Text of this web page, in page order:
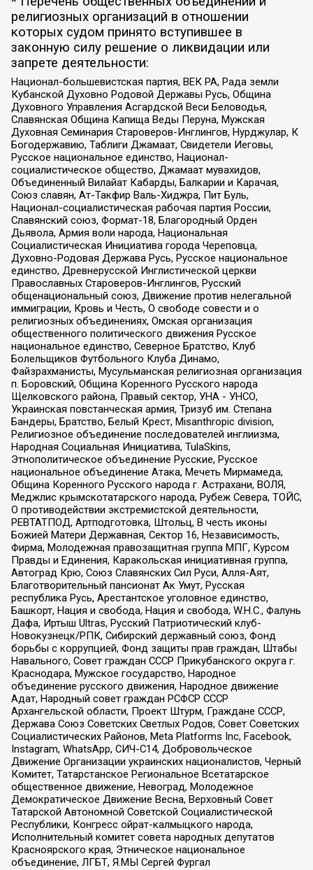
религиозных организаций в отношении
которых судом принято вступившее в
законную силу решение о ликвидации или
запрете деятельности:
Национал-большевистская партия, ВЕК РА, Рада земли
Кубанской Духовно Родовой Державы Русь, Община
Духовного Управления Асгардской Веси Беловодья,
Славянская Община Капища Веды Перуна, Мужская
Духовная Семинария Староверов-Инглингов, Нурджулар, К
Богодержавию, Таблиги Джамаат, Свидетели Иеговы,
Русское национальное единство, Национал-
социалистическое общество, Джамаат мувахидов,
Объединенный Вилайат Кабарды, Балкарии и Карачая,
Союз славян, Ат-Такфир Валь-Хиджра, Пит Буль,
Национал-социалистическая рабочая партия России,
Славянский союз, Формат-18, Благородный Орден
Дьявола, Армия воли народа, Национальная
Социалистическая Инициатива города Череповца,
Духовно-Родовая Держава Русь, Русское национальное
единство, Древнерусской Инглистической церкви
Православных Староверов-Инглингов, Русский
общенациональный союз, Движение против нелегальной
иммиграции, Кровь и Честь, О свободе совести и о
религиозных объединениях, Омская организация
общественного политического движения Русское
национальное единство, Северное Братство, Клуб
Болельщиков Футбольного Клуба Динамо,
Файзрахманисты, Мусульманская религиозная организация
п. Боровский, Община Коренного Русского народа
Щелковского района, Правый сектор, УНА - УНСО,
Украинская повстанческая армия, Тризуб им. Степана
Бандеры, Братство, Белый Крест, Misanthropic division,
Религиозное объединение последователей инглиизма,
Народная Социальная Инициатива, TulaSkins,
Этнополитическое объединение Русские, Русское
национальное объединение Атака, Мечеть Мирмамеда,
Община Коренного Русского народа г. Астрахани, ВОЛЯ,
Меджлис крымскотатарского народа, Рубеж Севера, ТОЙС,
О противодействии экстремистской деятельности,
РЕВТАТПОД, Артподготовка, Штольц, В честь иконы
Божией Матери Державная, Сектор 16, Независимость,
Фирма, Молодежная правозащитная группа МПГ, Курсом
Правды и Единения, Каракольская инициативная группа,
Автоград Крю, Союз Славянских Сил Руси, Алля-Аят,
Благотворительный пансионат Ак Умут, Русская
республика Русь, Арестантское уголовное единство,
Башкорт, Нация и свобода, Нация и свобода, W.H.С., Фалунь
Дафа, Иртыш Ultras, Русский Патриотический клуб-
Новокузнецк/РПК, Сибирский державный союз, Фонд
борьбы с коррупцией, Фонд защиты прав граждан, Штабы
Навального, Совет граждан СССР Прикубанского округа г.
Краснодара, Мужское государство, Народное
объединение русского движения, Народное движение
Адат, Народный совет граждан РСФСР СССР
Архангельской области, Проект Штурм, Граждане СССР,
Держава Союз Советских Светлых Родов, Совет Советских
Социалистических Районов, Meta Platforms Inc, Facebook,
Instagram, WhatsApp, СИЧ-С14, Добровольческое
Движение Организации украинских националистов, Черный
Комитет, Татарстанское Региональное Всетатарское
общественное движение, Невоград, Молодежное
Демократическое Движение Весна, Верховный Совет
Татарской Автономной Советской Социалистической
Республики, Конгресс ойрат-калмыцкого народа,
Исполнительный комитет совета народных депутатов
Красноярского края, Этническое национальное
объединение, ЛГБТ, Я.МЫ Сергей Фургал